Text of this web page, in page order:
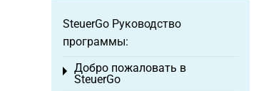
SteuerGo Руководство
программы:
Добро пожаловать в
SteuerGo
Toggle menu